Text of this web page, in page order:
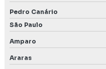
Plano de controle e
Poço de monitoramento
Pedro Canário
São Paulo
Amparo
Araras